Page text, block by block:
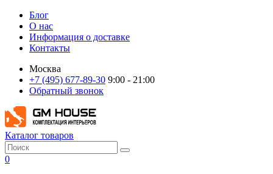
Блог
О нас
Информация о доставке
Контакты
Москва
+7 (495) 677-89-30 9:00 - 21:00
Обратный звонок
Каталог товаров
0